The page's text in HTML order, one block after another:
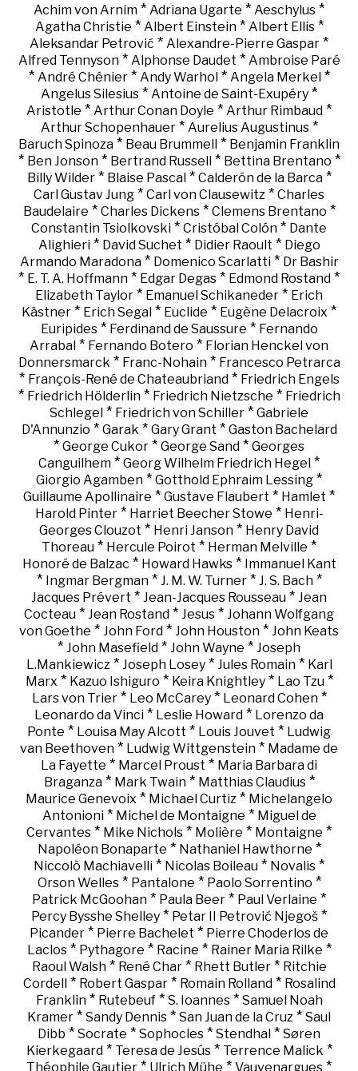
Achim von Arnim * Adriana Ugarte * Aeschylus *
Agatha Christie * Albert Einstein* Albert Ellis*
Aleksandar Petrović * Alexandre-Pierre Gaspar *
Alfred Tennyson* Alphonse Daudet * Ambroise Paré
* André Chénier* Andy Warhol * Angela Merkel *
Angelus Silesius * Antoine de Saint-Exupéry *
Aristotle * Arthur Conan Doyle * Arthur Rimbaud *
Arthur Schopenhauer* Aurelius Augustinus*
Baruch Spinoza * Beau Brummell * Benjamin Franklin
* Ben Jonson* Bertrand Russell * Bettina Brentano *
Billy Wilder* Blaise Pascal* Calderón de la Barca*
Carl Gustav Jung * Carl von Clausewitz * Charles
Baudelaire * Charles Dickens* Clemens Brentano *
Constantin Tsiolkovski * Cristóbal Colón * Dante
Alighieri* David Suchet * Didier Raoult * Diego
Armando Maradona* Domenico Scarlatti* Dr Bashir
* E. T. A. Hoffmann * Edgar Degas * Edmond Rostand *
Elizabeth Taylor * Emanuel Schikaneder * Erich
Kästner * Erich Segal * Euclide * Eugène Delacroix *
Euripides* Ferdinand de Saussure * Fernando
Arrabal * Fernando Botero * Florian Henckel von
Donnersmarck * Franc-Nohain* Francesco Petrarca
* François-René de Chateaubriand* Friedrich Engels
* Friedrich Hölderlin* Friedrich Nietzsche * Friedrich
Schlegel * Friedrich von Schiller * Gabriele
D'Annunzio * Garak * Gary Grant * Gaston Bachelard
* George Cukor * George Sand * Georges
Canguilhem * Georg Wilhelm Friedrich Hegel *
Giorgio Agamben * Gotthold Ephraim Lessing *
Guillaume Apollinaire * Gustave Flaubert * Hamlet *
Harold Pinter* Harriet Beecher Stowe * Henri-
Georges Clouzot * Henri Janson * Henry David
Thoreau * Hercule Poirot * Herman Melville *
Honoré de Balzac * Howard Hawks* Immanuel Kant
* Ingmar Bergman* J. M. W. Turner* J. S. Bach*
Jacques Prévert * Jean-Jacques Rousseau * Jean
Cocteau * Jean Rostand * Jesus * Johann Wolfgang
von Goethe * John Ford * John Houston * John Keats
* John Masefield * John Wayne * Joseph
L.Mankiewicz* Joseph Losey* Jules Romain* Karl
Marx * Kazuo Ishiguro * Keira Knightley* Lao Tzu*
Lars von Trier* Leo McCarey* Leonard Cohen*
Leonardo da Vinci * Leslie Howard * Lorenzo da
Ponte * Louisa May Alcott * Louis Jouvet * Ludwig
van Beethoven * Ludwig Wittgenstein * Madame de
La Fayette * Marcel Proust * Maria Barbara di
Braganza* Mark Twain* Matthias Claudius*
Maurice Genevoix * Michael Curtiz * Michelangelo
Antonioni* Michel de Montaigne * Miguel de
Cervantes * Mike Nichols * Molière * Montaigne *
Napoléon Bonaparte * Nathaniel Hawthorne *
Niccolò Machiavelli * Nicolas Boileau * Novalis *
Orson Welles* Pantalone * Paolo Sorrentino *
Patrick McGoohan * Paula Beer * Paul Verlaine *
Percy Bysshe Shelley * Petar II Petrović Njegoš *
Picander * Pierre Bachelet * Pierre Choderlos de
Laclos* Pythagore * Racine * Rainer Maria Rilke *
Raoul Walsh* René Char* Rhett Butler* Ritchie
Cordell * Robert Gaspar* Romain Rolland* Rosalind
Franklin* Rutebeuf* S. Ioannes* Samuel Noah
Kramer * Sandy Dennis * San Juan de la Cruz * Saul
Dibb * Socrate * Sophocles * Stendhal * Søren
Kierkegaard* Teresa de Jesús* Terrence Malick *
Théophile Gautier * Ulrich Mühe * Vauvenargues *